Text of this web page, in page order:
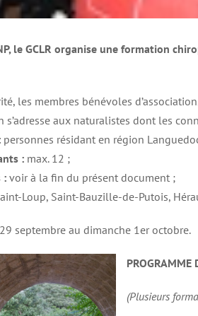
le GCLR organise une formation
les membres bénévoles
s’adresse aux naturalistes dont les
personnes résidant en région
: max. 12 ;
: voir à la fin du présent document ;
Loup, Saint-Bauzille-de-Putois,
septembre au dimanche 1er octobre.
PROGRAMME
(Plusieurs